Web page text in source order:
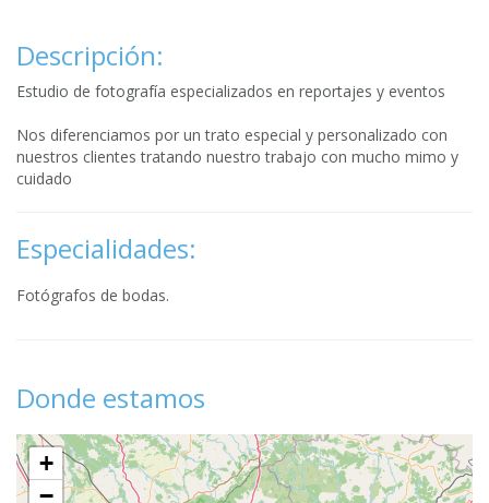
Descripción:
Estudio de fotografía especializados en reportajes y eventos
Nos diferenciamos por un trato especial y personalizado con
nuestros clientes tratando nuestro trabajo con mucho mimo y
cuidado
Especialidades:
Fotógrafos de bodas.
Donde estamos
+
−